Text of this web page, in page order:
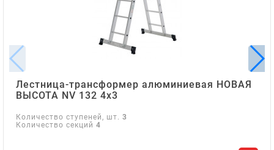
Лестница-трансформер алюминиевая НОВАЯ
ВЫСОТА NV 132 4х3
Количество ступеней, шт. 3
Количество секций 4